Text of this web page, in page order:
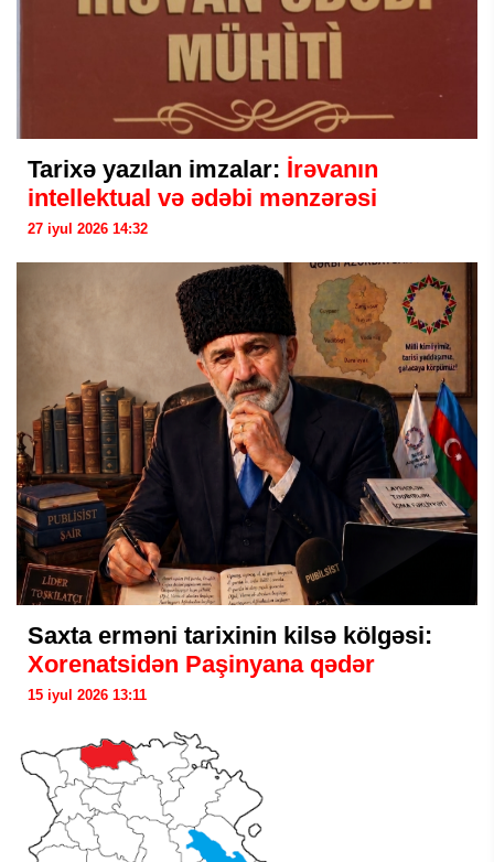
Tarixə yazılan imzalar: İrəvanın
intellektual və ədəbi mənzərəsi
27 iyul 2026 14:32
Saxta erməni tarixinin kilsə kölgəsi:
Xorenatsidən Paşinyana qədər
15 iyul 2026 13:11